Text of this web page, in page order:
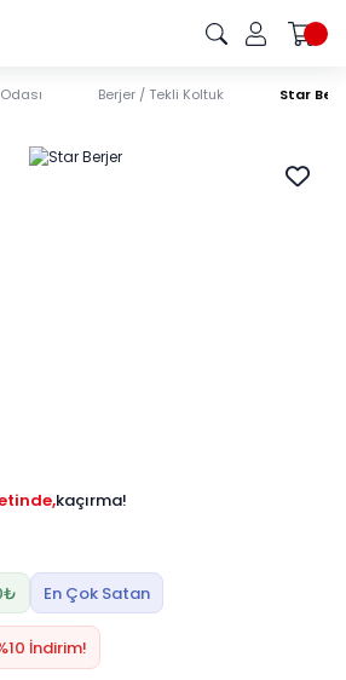
Berjer / Tekli Koltuk Star
kaçırma!
En Çok Satan
İndirim!